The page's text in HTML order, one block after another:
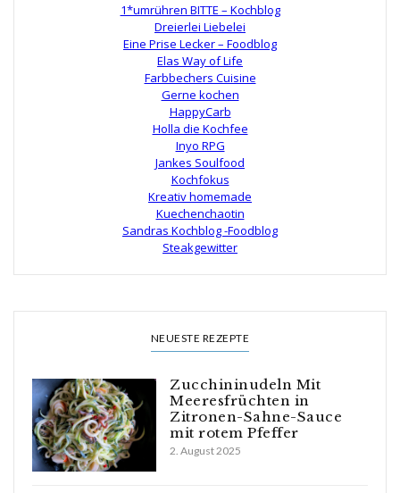
1*umrühren BITTE – Kochblog
Dreierlei Liebelei
Eine Prise Lecker – Foodblog
Elas Way of Life
Farbbechers Cuisine
Gerne kochen
HappyCarb
Holla die Kochfee
Inyo RPG
Jankes Soulfood
Kochfokus
Kreativ homemade
Kuechenchaotin
Sandras Kochblog -Foodblog
Steakgewitter
NEUESTE REZEPTE
Zucchininudeln Mit
Meeresfrüchten in
Zitronen-Sahne-Sauce
mit rotem Pfeffer
2. August 2025